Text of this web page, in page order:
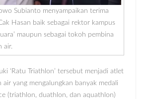
Subianto menyampaikan terima
Hasan baik sebagai rektor kampus
maupun sebagai tokoh pembina
air.
‘Ratu Triathlon’ tersebut menjadi atlet
air yang mengalungkan banyak medali
(triathlon, duathlon, dan aquathlon)